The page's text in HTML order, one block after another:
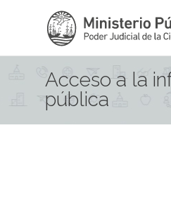
Acceso a la
pública